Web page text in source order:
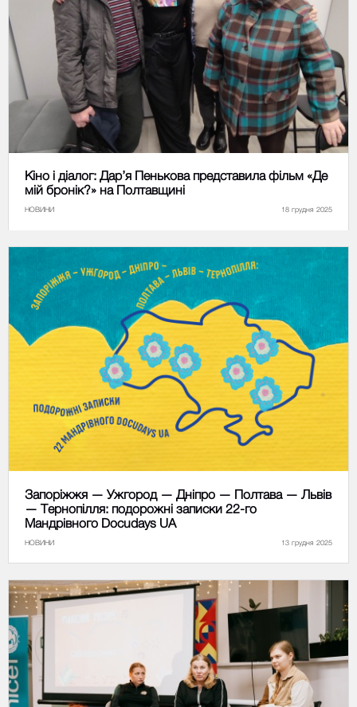
Кіно і діалог: Дар’я Пенькова представила фільм «Де
мій бронік?» на Полтавщині
НОВИНИ 18 грудня 2025
Запоріжжя — Ужгород — Дніпро — Полтава — Львів
— Тернопілля: подорожні записки 22-го
Мандрівного Docudays UA
НОВИНИ 13 грудня 2025